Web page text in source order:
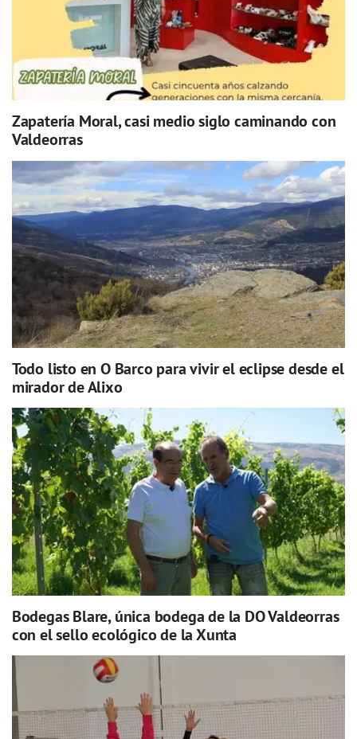
Zapatería Moral, casi medio siglo caminando con
Valdeorras
Todo listo en O Barco para vivir el eclipse desde el
mirador de Alixo
Bodegas Blare, única bodega de la DO Valdeorras
con el sello ecológico de la Xunta